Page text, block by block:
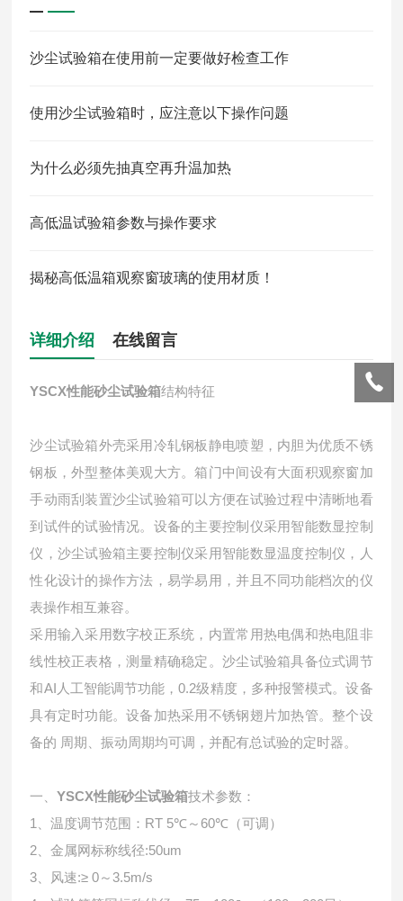
沙尘试验箱在使用前一定要做好检查工作
使用沙尘试验箱时，应注意以下操作问题
为什么必须先抽真空再升温加热
高低温试验箱参数与操作要求
揭秘高低温箱观察窗玻璃的使用材质！
详细介绍 在线留言
YSCX性能砂尘试验箱结构特征
沙尘试验箱外壳采用冷轧钢板静电喷塑，内胆为优质不锈
钢板，外型整体美观大方。箱门中间设有大面积观察窗加
手动雨刮装置沙尘试验箱可以方便在试验过程中清晰地看
到试件的试验情况。设备的主要控制仪采用智能数显控制
仪，沙尘试验箱主要控制仪采用智能数显温度控制仪，人
性化设计的操作方法，易学易用，并且不同功能档次的仪
表操作相互兼容。
采用输入采用数字校正系统，内置常用热电偶和热电阻非
线性校正表格，测量精确稳定。沙尘试验箱具备位式调节
和AI人工智能调节功能，0.2级精度，多种报警模式。设备
具有定时功能。设备加热采用不锈钢翅片加热管。整个设
备的 周期、振动周期均可调，并配有总试验的定时器。
一、YSCX性能砂尘试验箱技术参数：
1、温度调节范围：RT 5℃～60℃（可调）
2、金属网标称线径:50um
3、风速:≥ 0～3.5m/s